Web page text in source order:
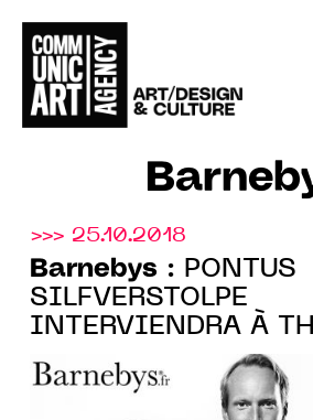
>>> 25.10.2018
Barnebys : PONTUS
SILFVERSTOLPE
INTERVIENDRA À
MARKET DAY LE
NOVEMBRE